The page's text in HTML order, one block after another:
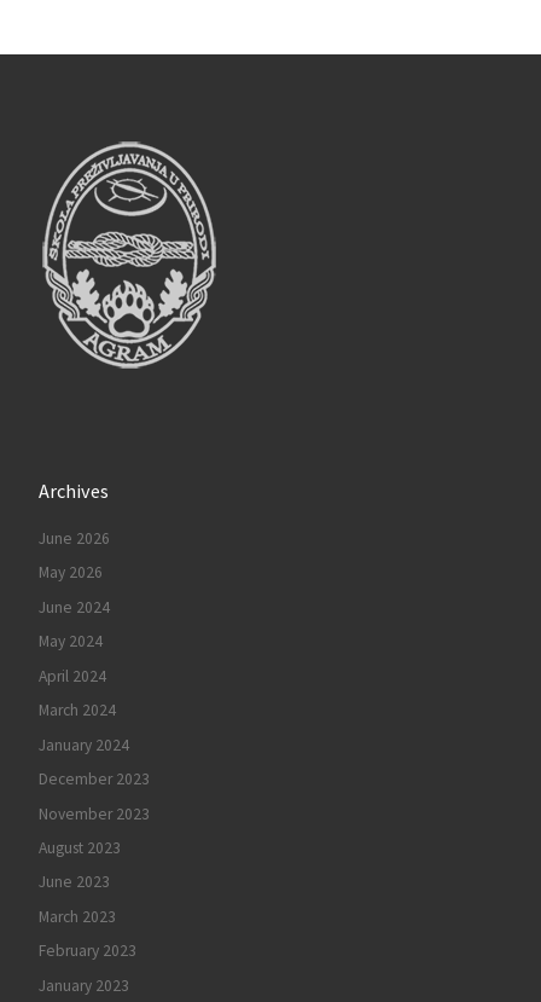
Archives
June 2026
May 2026
June 2024
May 2024
April 2024
March 2024
January 2024
December 2023
November 2023
August 2023
June 2023
March 2023
February 2023
January 2023